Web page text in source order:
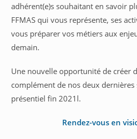
adhérent(e)s souhaitant en savoir
FFMAS qui vous représente, ses
vous préparer vos métiers aux
demain.
Une nouvelle opportunité de créer
complément de nos deux dernières
présentiel fin 2021l.
Rendez-vous en